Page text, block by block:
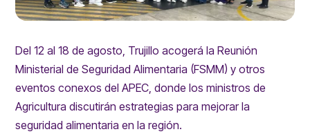
Del 12 al 18 de agosto, Trujillo acogerá la Reunión
Ministerial de Seguridad Alimentaria (FSMM) y otros
eventos conexos del APEC, donde los ministros de
Agricultura discutirán estrategias para mejorar la
seguridad alimentaria en la región.